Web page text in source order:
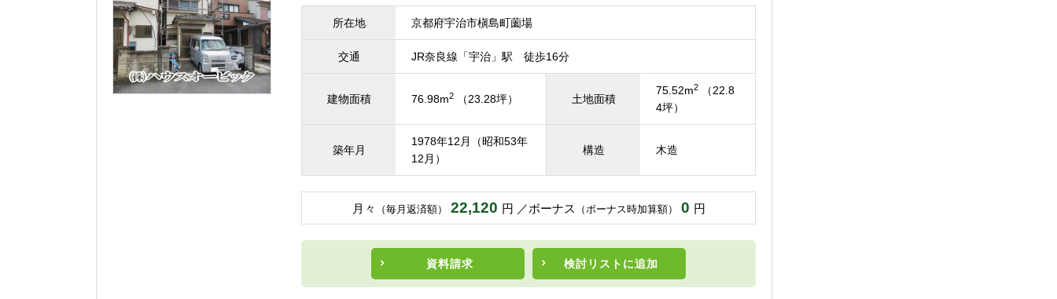
所在地 京都府宇治市槇島町薗場
交通 JR奈良線「宇治」駅 徒歩16分
建物面積 76.98m2 （23.28坪） 土地面積
75.52m2
（22.8
4坪）
築年月
1978年12月（昭和53年
12月）
構造 木造
月々 （毎月返済額） 22,120 円 ボーナス （ボーナス時加算額） 0 円
資料請求 検討リスト に追加